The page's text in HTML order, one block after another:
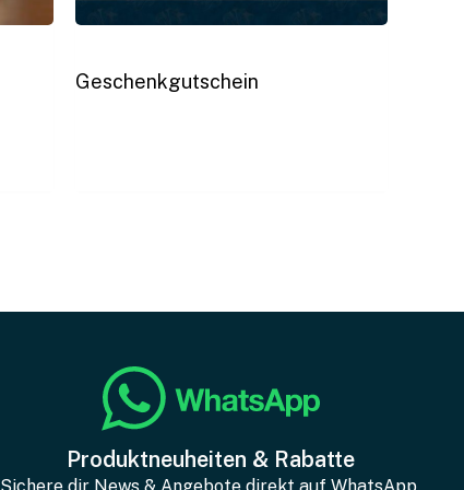
Geschenkgutschein
Produktneuheiten & Rabatte